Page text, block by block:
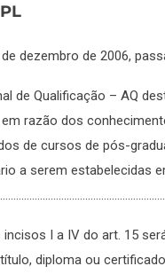
de dezembro de 2006,
de Qualificação – AQ
razão dos
de cursos de pós-
a serem estabelecidas
I a IV do art. 15
diploma ou